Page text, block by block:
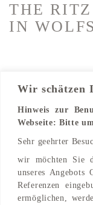
Wir schätzen
Hinweis zur
Webseite: Bitte
Sehr geehrter
wir möchten Sie
unseres Angebots
Referenzen
ermöglichen,
THE
IN
Trockenbau
Adresse
Parkstraße 1
38440 Wolfsburg,
Find on Map